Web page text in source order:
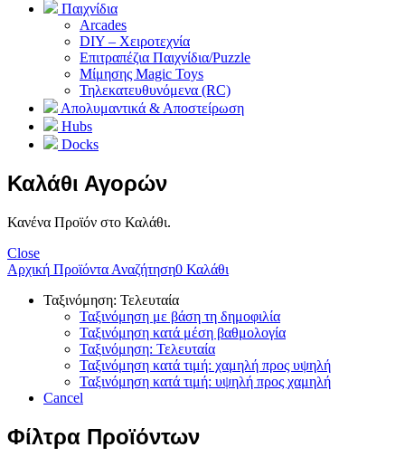
Παιχνίδια
Arcades
DIY – Χειροτεχνία
Επιτραπέζια Παιχνίδια/Puzzle
Μίμησης Magic Toys
Τηλεκατευθυνόμενα (RC)
Απολυμαντικά & Αποστείρωση
Hubs
Docks
Καλάθι Αγορών
Κανένα Προϊόν στο Καλάθι.
Close
Αρχική Προϊόντα Αναζήτηση0 Καλάθι
Ταξινόμηση: Τελευταία
Ταξινόμηση με βάση τη δημοφιλία
Ταξινόμηση κατά μέση βαθμολογία
Ταξινόμηση: Τελευταία
Ταξινόμηση κατά τιμή: χαμηλή προς υψηλή
Ταξινόμηση κατά τιμή: υψηλή προς χαμηλή
Cancel
Φίλτρα Προϊόντων